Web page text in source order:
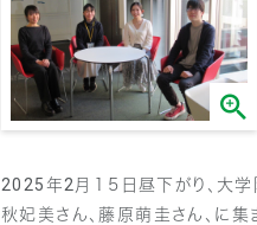
2025年2月１５日昼下がり、大
秋妃美さん、藤原萌圭さん、に